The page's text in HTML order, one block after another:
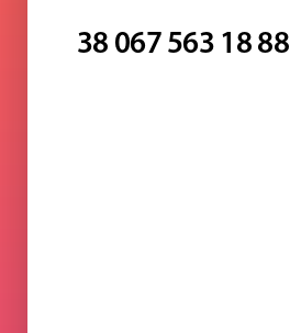
38 067 563 18 88